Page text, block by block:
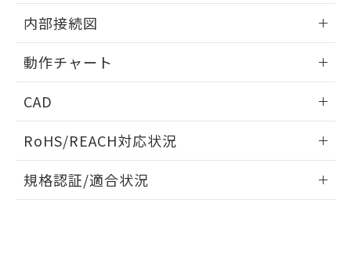
外形図
内部接続図
内部接続図
動作チャート
動作チャート
CAD
ドすることができます。
ログイン/会員登録
RoHS/REACH対応状況
EU RoHS 注意事項・凡例
規格認証/適合状況
をご了承ください。
※当社の共同利用者とは、
の共同利用に関して"
の「1.共同利
用者の範囲」に記載されている法人を
EU RoHS指令（10物質）の非含有証明書
51物質の非含有証明書（当社基準）
るもので、過去に遡って非含有を証明する
ものではありません。
物質の対応では、対応完了までの期間は出
荷製品に未対応品が混在することから備考
欄に対応日を記載しておりました。
していることから、特段のことがない限
り、2022年1月12日より割愛しておりま